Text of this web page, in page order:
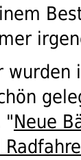
wurden
"Neue